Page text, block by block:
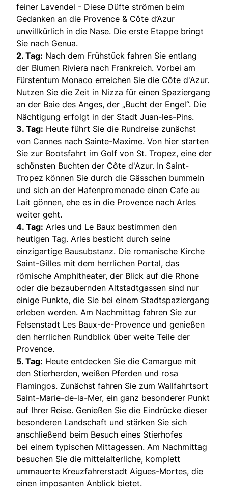
feiner Lavendel - Diese Düfte strömen beim
Gedanken an die Provence & Côte d’Azur
unwillkürlich in die Nase. Die erste Etappe bringt
Sie nach Genua.
2. Tag: Nach dem Frühstück fahren Sie entlang
der Blumen Riviera nach Frankreich. Vorbei am
Fürstentum Monaco erreichen Sie die Côte d'Azur.
Nutzen Sie die Zeit in Nizza für einen Spaziergang
an der Baie des Anges, der „Bucht der Engel“. Die
Nächtigung erfolgt in der Stadt Juan-les-Pins.
3. Tag: Heute führt Sie die Rundreise zunächst
von Cannes nach Sainte-Maxime. Von hier starten
Sie zur Bootsfahrt im Golf von St. Tropez, eine der
schönsten Buchten der Côte d'Azur. In Saint-
Tropez können Sie durch die Gässchen bummeln
und sich an der Hafenpromenade einen Cafe au
Lait gönnen, ehe es in die Provence nach Arles
weiter geht.
4. Tag: Arles und Le Baux bestimmen den
heutigen Tag. Arles besticht durch seine
einzigartige Bausubstanz. Die romanische Kirche
Saint-Gilles mit dem herrlichen Portal, das
römische Amphitheater, der Blick auf die Rhone
oder die bezaubernden Altstadtgassen sind nur
einige Punkte, die Sie bei einem Stadtspaziergang
erleben werden. Am Nachmittag fahren Sie zur
Felsenstadt Les Baux-de-Provence und genießen
den herrlichen Rundblick über weite Teile der
Provence.
5. Tag: Heute entdecken Sie die Camargue mit
den Stierherden, weißen Pferden und rosa
Flamingos. Zunächst fahren Sie zum Wallfahrtsort
Saint-Marie-de-la-Mer, ein ganz besonderer Punkt
auf Ihrer Reise. Genießen Sie die Eindrücke dieser
besonderen Landschaft und stärken Sie sich
anschließend beim Besuch eines Stierhofes
bei einem typischen Mittagessen. Am Nachmittag
besuchen Sie die mittelalterliche, komplett
ummauerte Kreuzfahrerstadt Aigues-Mortes, die
einen imposanten Anblick bietet.